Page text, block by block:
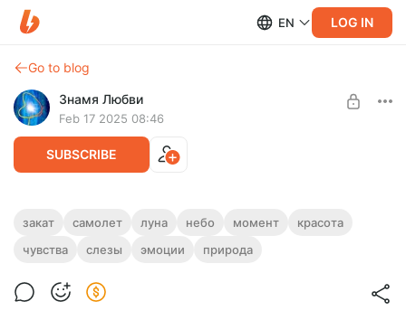
EN LOG IN
Go to blog
Знамя Любви
Feb 17 2025 08:46
SUBSCRIBE
История одного чудесного момента
Самолет - хороший знак, или случайности не случайны!
Level required:
закат самолет луна небо момент
красота
чувства
слезы эмоции природа